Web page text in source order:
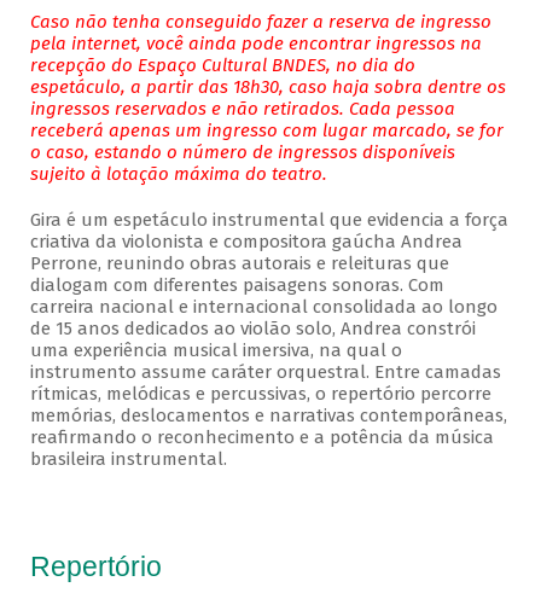
Caso não tenha conseguido fazer a reserva de ingresso
pela internet, você ainda pode encontrar ingressos na
recepção do Espaço Cultural BNDES, no dia do
espetáculo, a partir das 18h30, caso haja sobra dentre os
ingressos reservados e não retirados. Cada pessoa
receberá apenas um ingresso com lugar marcado, se for
o caso, estando o número de ingressos disponíveis
sujeito à lotação máxima do teatro.
Gira é um espetáculo instrumental que evidencia a força
criativa da violonista e compositora gaúcha Andrea
Perrone, reunindo obras autorais e releituras que
dialogam com diferentes paisagens sonoras. Com
carreira nacional e internacional consolidada ao longo
de 15 anos dedicados ao violão solo, Andrea constrói
uma experiência musical imersiva, na qual o
instrumento assume caráter orquestral. Entre camadas
rítmicas, melódicas e percussivas, o repertório percorre
memórias, deslocamentos e narrativas contemporâneas,
reafirmando o reconhecimento e a potência da música
brasileira instrumental.
Repertório